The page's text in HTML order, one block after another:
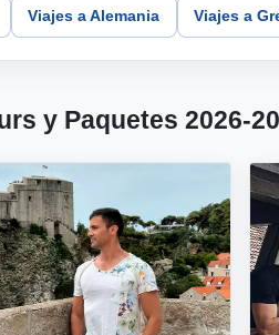
Viajes a Alemania Viajes a
y Paquetes 2026-